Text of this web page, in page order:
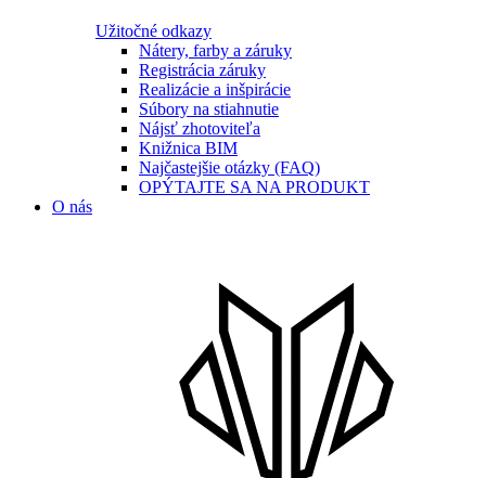
Užitočné odkazy
Nátery, farby a záruky
Registrácia záruky
Realizácie a inšpirácie
Súbory na stiahnutie
Nájsť zhotoviteľa
Knižnica BIM
Najčastejšie otázky (FAQ)
OPÝTAJTE SA NA PRODUKT
O nás